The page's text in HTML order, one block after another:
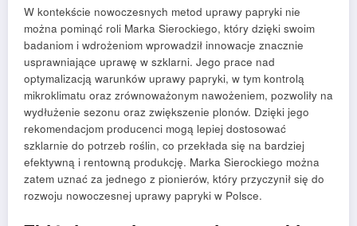
W kontekście nowoczesnych metod uprawy papryki nie
można pominąć roli Marka Sierockiego, który dzięki swoim
badaniom i wdrożeniom wprowadził innowacje znacznie
usprawniające uprawę w szklarni. Jego prace nad
optymalizacją warunków uprawy papryki, w tym kontrolą
mikroklimatu oraz zrównoważonym nawożeniem, pozwoliły na
wydłużenie sezonu oraz zwiększenie plonów. Dzięki jego
rekomendacjom producenci mogą lepiej dostosować
szklarnie do potrzeb roślin, co przekłada się na bardziej
efektywną i rentowną produkcję. Marka Sierockiego można
zatem uznać za jednego z pionierów, który przyczynił się do
rozwoju nowoczesnej uprawy papryki w Polsce.